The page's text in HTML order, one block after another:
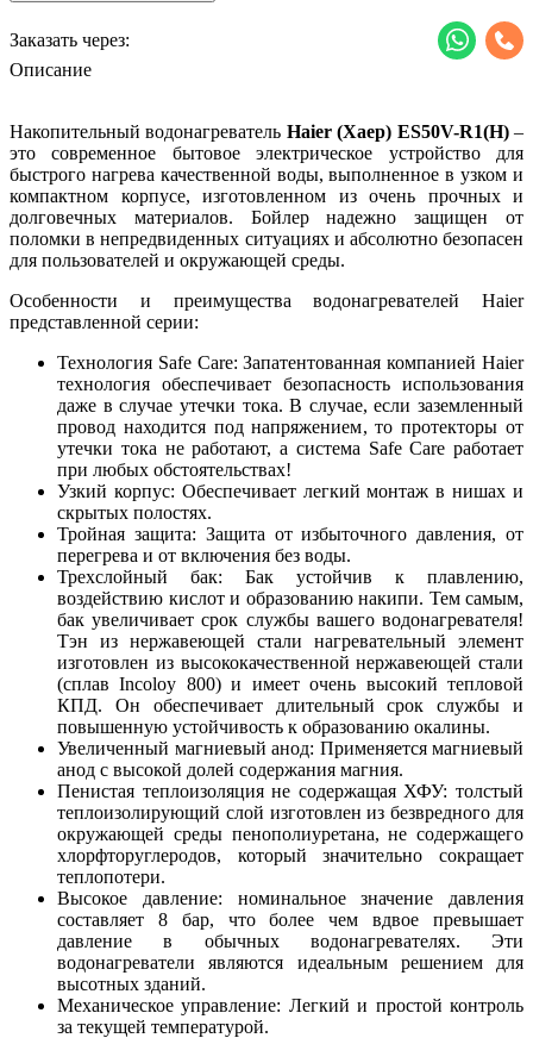
Заказать через:
Описание
Накопительный водонагреватель Haier (Хаер) ES50V-R1(H)–
это современное бытовое электрическое устройство для
быстрого нагрева качественной воды, выполненное в узком и
компактном корпусе, изготовленном из очень прочных и
долговечных материалов. Бойлер надежно защищен от
поломки в непредвиденных ситуациях и абсолютно безопасен
для пользователей и окружающей среды.
Особенности и преимущества водонагревателей Haier
представленной серии:
Технология Safe Care: Запатентованная компанией Haier
технология обеспечивает безопасность использования
даже в случае утечки тока. В случае, если заземленный
провод находится под напряжением, то протекторы от
утечки тока не работают, а система Safe Care работает
при любых обстоятельствах!
Узкий корпус: Обеспечивает легкий монтаж в нишах и
скрытых полостях.
Тройная защита: Защита от избыточного давления, от
перегрева и от включения без воды.
Трехслойный бак: Бак устойчив к плавлению,
воздействию кислот и образованию накипи. Тем самым,
бак увеличивает срок службы вашего водонагревателя!
Тэн из нержавеющей стали нагревательный элемент
изготовлен из высококачественной нержавеющей стали
(сплав Incoloy 800) и имеет очень высокий тепловой
КПД. Он обеспечивает длительный срок службы и
повышенную устойчивость к образованию окалины.
Увеличенный магниевый анод: Применяется магниевый
анод с высокой долей содержания магния.
Пенистая теплоизоляция не содержащая ХФУ: толстый
теплоизолирующий слой изготовлен из безвредного для
окружающей среды пенополиуретана, не содержащего
хлорфторуглеродов, который значительно сокращает
теплопотери.
Высокое давление: номинальное значение давления
составляет 8 бар, что более чем вдвое превышает
давление в обычных водонагревателях. Эти
водонагреватели являются идеальным решением для
высотных зданий.
Механическое управление: Легкий и простой контроль
за текущей температурой.